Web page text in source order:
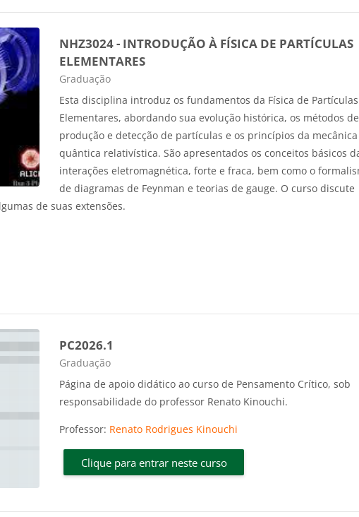
NHZ3024 - INTRODUÇÃO À FÍSICA DE PARTÍCULAS
ELEMENTARES
Categoria do curso
Graduação
Esta disciplina introduz os fundamentos da Física de Partículas
Elementares, abordando sua evolução histórica, os métodos de
produção e detecção de partículas e os princípios da mecânica
quântica relativística. São apresentados os conceitos básicos
interações eletromagnética, forte e fraca, bem como o
de diagramas de Feynman e teorias de gauge. O curso discute
de suas extensões.
PC2026.1
Categoria do curso
Graduação
Página de apoio didático ao curso de Pensamento Crítico, sob
responsabilidade do professor Renato Kinouchi.
Professor: Renato Rodrigues Kinouchi
Clique para entrar neste curso